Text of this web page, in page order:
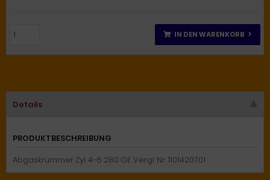
IN DEN WARENKORB
Details
PRODUKTBESCHREIBUNG
Abgaskrümmer Zyl. 4-6 280 GE Vergl. Nr. 1101420701